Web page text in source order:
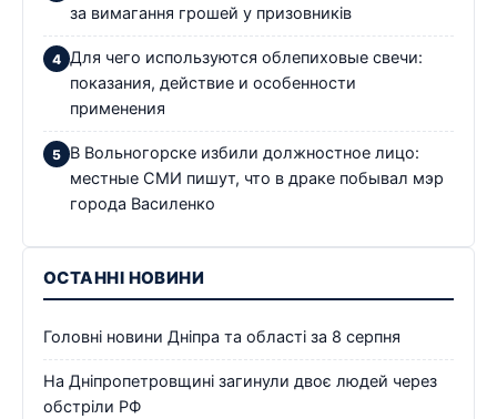
за вимагання грошей у призовників
Для чего используются облепиховые свечи:
показания, действие и особенности
применения
В Вольногорске избили должностное лицо:
местные СМИ пишут, что в драке побывал мэр
города Василенко
ОСТАННІ НОВИНИ
Головні новини Дніпра та області за 8 серпня
На Дніпропетровщині загинули двоє людей через
обстріли РФ